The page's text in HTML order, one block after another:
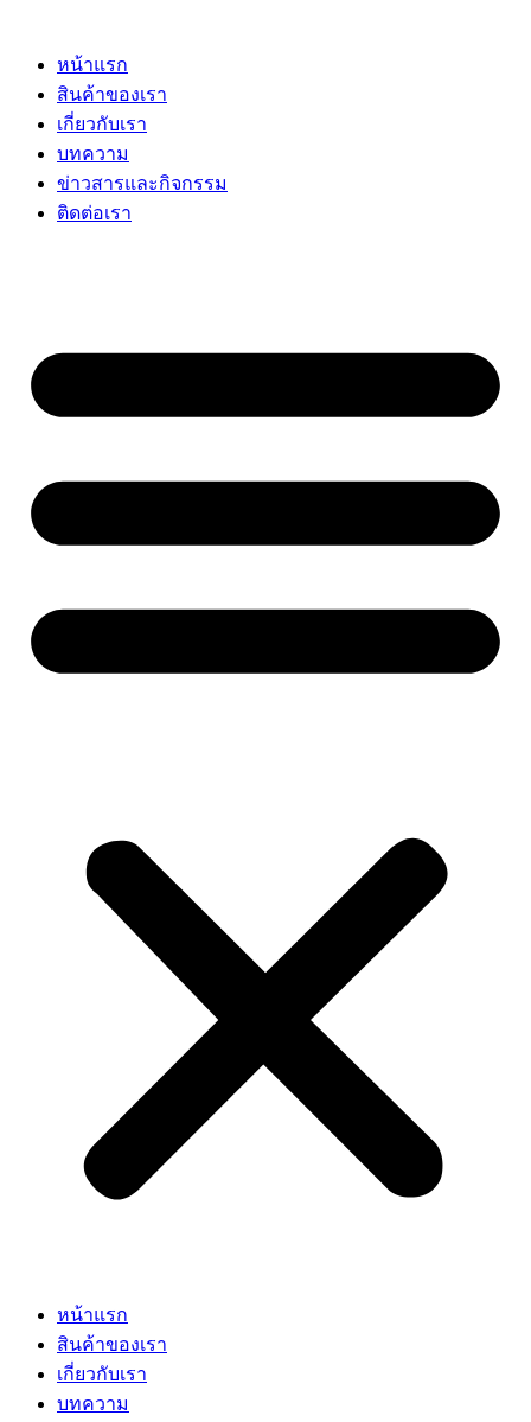
contentหน้าแรก
สินค้าของเรา
เกี่ยวกับเรา
บทความ
ข่าวสารและกิจกรรม
ติดต่อเรา
หน้าแรก
สินค้าของเรา
เกี่ยวกับเรา
บทความ